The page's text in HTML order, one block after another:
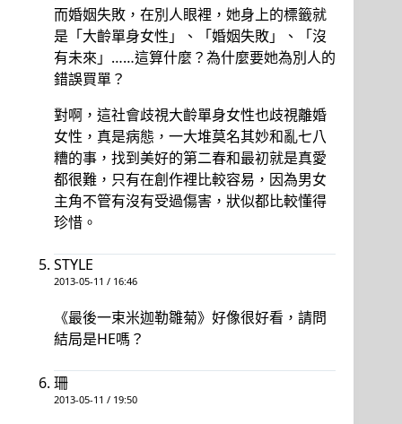
而婚姻失敗，在別人眼裡，她身上的標籤就
是「大齡單身女性」、「婚姻失敗」、「沒
有未來」……這算什麼？為什麼要她為別人的
錯誤買單？
對啊，這社會歧視大齡單身女性也歧視離婚
女性，真是病態，一大堆莫名其妙和亂七八
糟的事，找到美好的第二春和最初就是真愛
都很難，只有在創作裡比較容易，因為男女
主角不管有沒有受過傷害，狀似都比較懂得
珍惜。
STYLE
2013-05-11 / 16:46
《最後一束米迦勒雛菊》好像很好看，請問
結局是HE嗎？
珊
2013-05-11 / 19:50